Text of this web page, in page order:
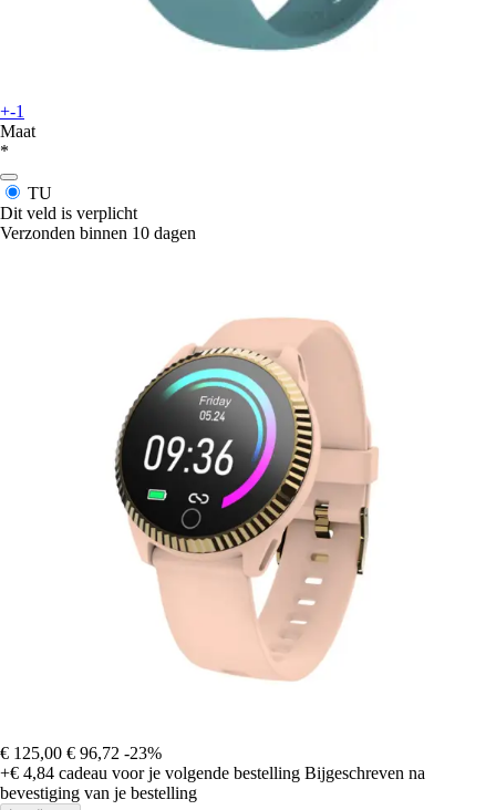
+-1
Maat
*
TU
Dit veld is verplicht
Verzonden binnen 10 dagen
€ 125,00 € 96,72 -23%
+€ 4,84 cadeau voor je volgende bestelling Bijgeschreven na
bevestiging van je bestelling